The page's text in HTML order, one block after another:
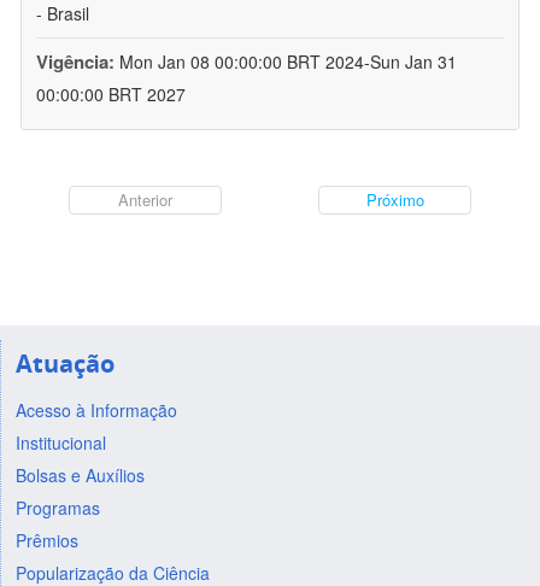
- Brasil
Vigência: Mon Jan 08 00:00:00 BRT 2024-Sun Jan 31
00:00:00 BRT 2027
Anterior Próximo
Atuação
Acesso à Informação
Institucional
Bolsas e Auxílios
Programas
Prêmios
Popularização da Ciência